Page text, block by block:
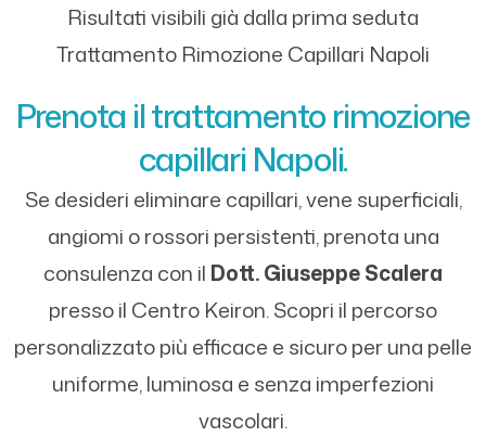
Risultati visibili già dalla prima seduta
Trattamento Rimozione Capillari Napoli
Prenota il trattamento rimozione
capillari Napoli.
Se desideri eliminare capillari, vene superficiali,
angiomi o rossori persistenti, prenota una
consulenza con il Dott. Giuseppe Scalera
presso il Centro Keiron. Scopri il percorso
personalizzato più efficace e sicuro per una pelle
uniforme, luminosa e senza imperfezioni
vascolari.